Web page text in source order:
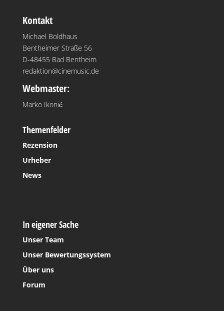
Kontakt
Michael Boldhaus
Bentheimer Straße 56
D-48455 Bad Bentheim
redaktion@cinemusic.de
Webmaster:
Marko Ikonić
Themenfelder
Rezension
Urheber
News
In eigener Sache
Unser Team
Unser Bewertungssystem
Über uns
Forum